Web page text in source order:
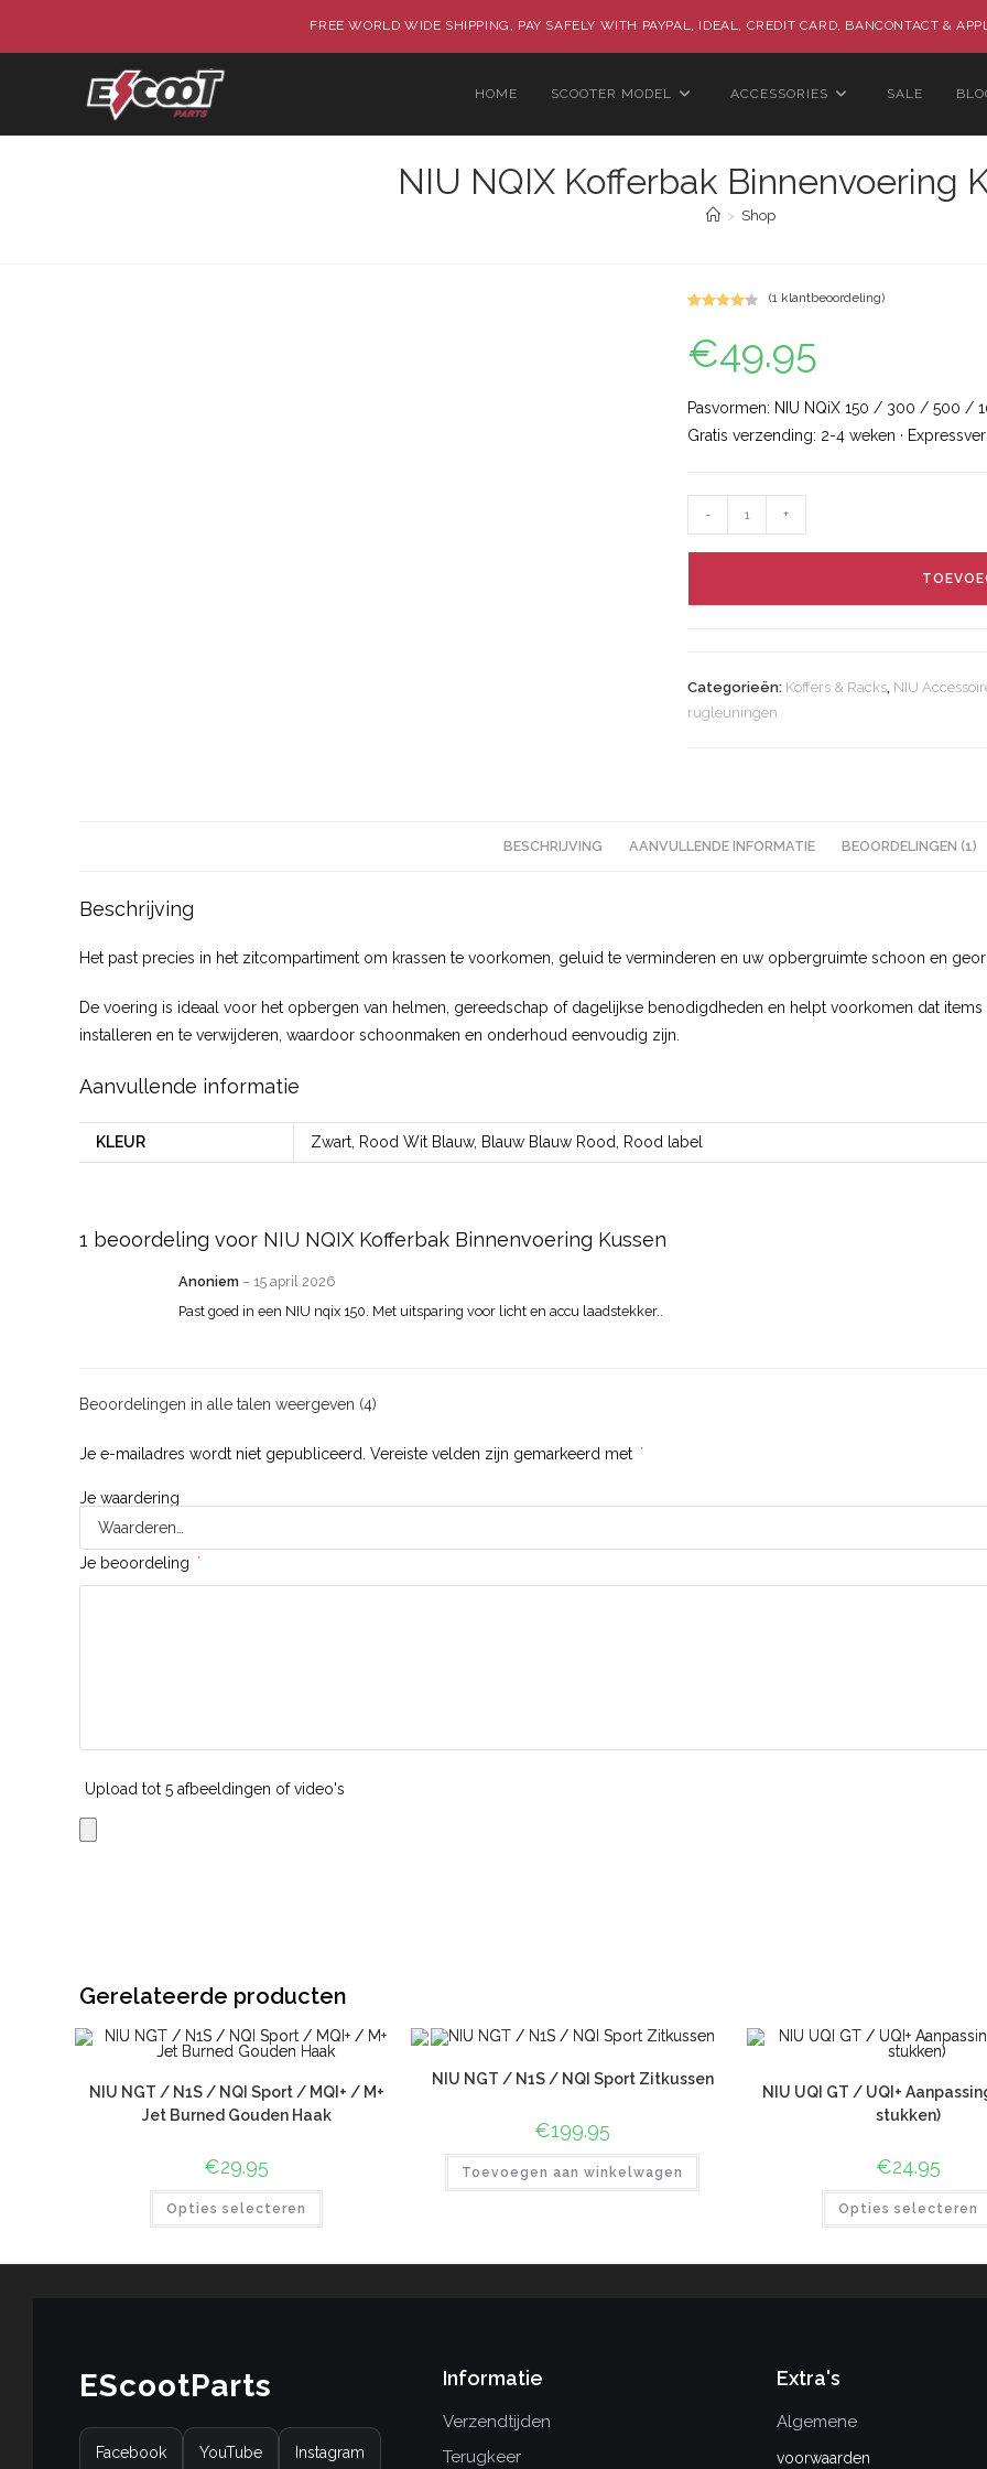
FREE WORLD WIDE SHIPPING, PAY SAFELY WITH PAYPAL, IDEAL, CREDIT CARD, BANCONTACT &
HOME SCOOTER MODEL ACCESSORIES SALE
NIU NQIX Kofferbak Binnenvoering
> Shop
rd4.25
5
d op klant
en
(1klantbeoordeling)
€49.95
Pasvormen: NIU NQiX 150 / 300 / 500 /
Gratis verzending: 2-4 weken ·
- +
Categorieën: Koffers & Racks, NIU
rugleuningen
BESCHRIJVING AANVULLENDE INFORMATIE BEOORDELINGEN (1)
Beschrijving
Het past precies in het zitcompartiment om krassen te voorkomen, geluid te verminderen en uw opbergruimte schoon en
De voering is ideaal voor het opbergen van helmen, gereedschap of dagelijkse benodigdheden en helpt voorkomen dat
installeren en te verwijderen, waardoor schoonmaken en onderhoud eenvoudig zijn.
Aanvullende informatie
KLEUR Zwart, Rood Wit Blauw, Blauw Blauw Rood, Rood label
1 beoordeling voor NIU NQIX Kofferbak Binnenvoering Kussen
Anoniem – 15 april 2026
Past goed in een NIU nqix 150. Met uitsparing voor licht en accu laadstekker..
Beoordelingen in alle talen weergeven (4)
Je e-mailadres wordt niet gepubliceerd. Vereiste velden zijn gemarkeerd met *
Je waardering
Je beoordeling *
Upload tot 5 afbeeldingen of video's
Gerelateerde producten
NIU NGT / N1S / NQI Sport / MQI+ / M+
Jet Burned Gouden Haak
€29.95
Opties selecteren
NIU NGT / N1S / NQI Sport Zitkussen
€199.95
Toevoegen aan winkelwagen
NIU UQI GT / UQI+
stukken)
€24.95
Opties selecteren
EScootParts
Facebook YouTube Instagram
Informatie
Verzendtijden
Terugkeer
Extra's
Algemene
voorwaarden